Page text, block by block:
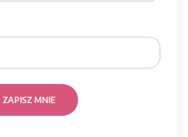
ZAPISZ MNIE